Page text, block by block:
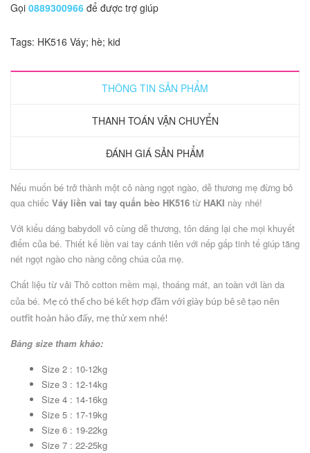
Gọi 0889300966 để được trợ giúp
Tags: HK516 Váy; hè; kid
THÔNG TIN SẢN PHẨM
THANH TOÁN VẬN CHUYỂN
ĐÁNH GIÁ SẢN PHẨM
Nếu muốn bé trở thành một cô nàng ngọt ngào, dễ thương mẹ đừng bỏ
qua chiếc Váy liền vai tay quấn bèo HK516 từ HAKI này nhé!
Với kiểu dáng babydoll vô cùng dễ thương, tôn dáng lại che mọi khuyết
điểm của bé. Thiết kế liền vai tay cánh tiên với nếp gấp tinh tế giúp tăng
nét ngọt ngào cho nàng công chúa của mẹ.
Chất liệu từ vải Thô cotton mềm mại, thoáng mát, an toàn với làn da
của bé. Mẹ có thể cho bé kết hợp đầm với giày búp bê sẽ tạo nên
outfit hoàn hảo đấy, mẹ thử xem nhé!
Bảng size tham khảo:
Size 2 : 10-12kg
Size 3 : 12-14kg
Size 4 : 14-16kg
Size 5 : 17-19kg
Size 6 : 19-22kg
Size 7 : 22-25kg